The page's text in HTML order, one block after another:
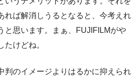
れば解消しうるとなると、今考えれ
と思います。まぁ、FUJIFILMがや
たけどね。
判のイメージよりはるかに抑えられ